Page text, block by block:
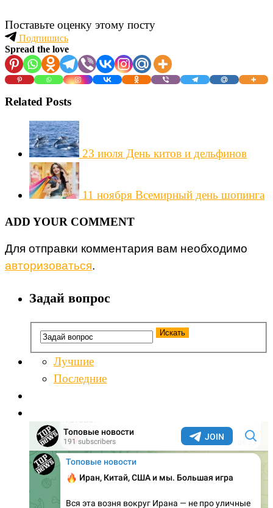
Поставьте оценку этому посту
Подпишись
Spread the love
Related Posts
23 июля День китов и дельфинов
11 ноября Всемирный день шопинга
ADD YOUR COMMENT
Для отправки комментария вам необходимо
авторизоваться.
Задай вопрос
Лучшие
Последние